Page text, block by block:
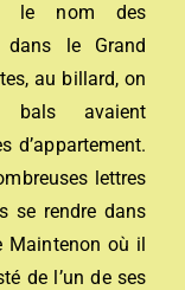
le nom des
dans le Grand
au billard, on
avaient
d’appartement.
lettres
se rendre dans
Maintenon où il
de l’un de ses